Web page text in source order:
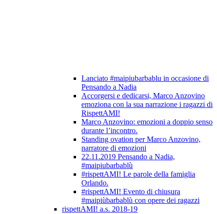
Lanciato #maipiubarbablu in occasione di
Pensando a Nadia
Accorgersi e dedicarsi, Marco Anzovino
emoziona con la sua narrazione i ragazzi di
RispettAMI!
Marco Anzovino: emozioni a doppio senso
durante l’incontro.
Standing ovation per Marco Anzovino,
narratore di emozioni
22.11.2019 Pensando a Nadia,
#maipiubarbablù
#rispettAMI! Le parole della famiglia
Orlando.
#rispettAMI! Evento di chiusura
#maipiùbarbablù con opere dei ragazzi
rispettAMI! a.s. 2018-19